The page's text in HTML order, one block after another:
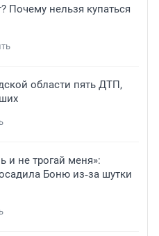
Почему нельзя купаться
области пять ДТП,
не трогай меня»:
Боню из‑за шутки